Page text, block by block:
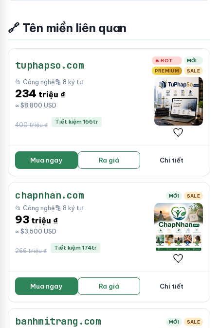
🔗 Tên miền liên quan
tuphapso.com 🔥 HOT
MỚI
PREMIUM
SALE
📂 Công nghệ🔡 8 ký tự
234 triệu ₫
≈ $8,800 USD
400 triệu ₫ Tiết kiệm 166tr
🤍
Mua ngay Ra giá Chi tiết
chapnhan.com MỚI SALE
📂 Công nghệ🔡 8 ký tự
93 triệu ₫
≈ $3,500 USD
266 triệu ₫ Tiết kiệm 174tr
🤍
Mua ngay Ra giá Chi tiết
banhmitrang.com MỚI SALE